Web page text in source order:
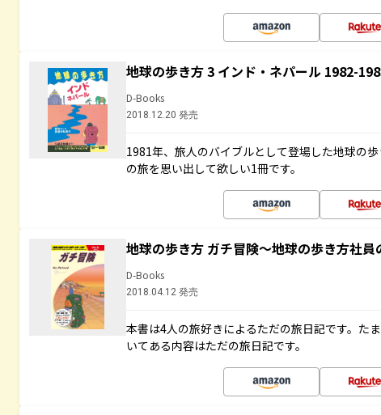
地球の歩き方 3 インド・ネパール 1982-
D-Books
2018.12.20 発売
1981年、旅人のバイブルとして登場した地球の
の旅を思い出して欲しい1冊です。
地球の歩き方 ガチ冒険～地球の歩き方社員
D-Books
2018.04.12 発売
本書は4人の旅好きによるただの旅日記です。た
いてある内容はただの旅日記です。